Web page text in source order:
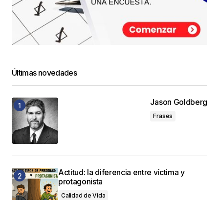
Últimas novedades
Jason Goldberg
Frases
Actitud: la diferencia entre víctima y
protagonista
Calidad de Vida